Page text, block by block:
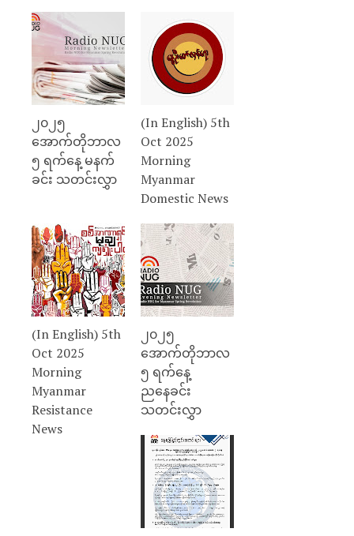
၂၀၂၅
အောက်တိုဘာလ
၅ ရက်နေ့ မနက်
ခင်း သတင်းလွှာ
(In English) 5th
Oct 2025
Morning
Myanmar
Domestic News
(In English) 5th
Oct 2025
Morning
Myanmar
Resistance
News
၂၀၂၅
အောက်တိုဘာလ
၅ ရက်နေ့
ညနေခင်း
သတင်းလွှာ